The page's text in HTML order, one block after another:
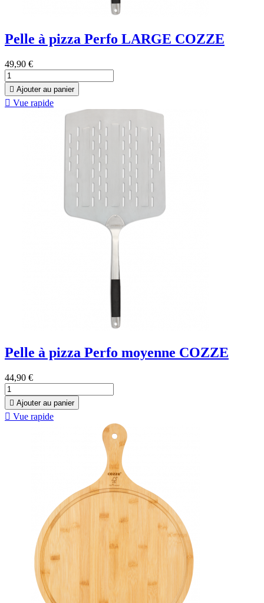
Pelle à pizza Perfo LARGE COZZE
49,90 €
 Ajouter au panier
 Vue rapide
Pelle à pizza Perfo moyenne COZZE
44,90 €
 Ajouter au panier
 Vue rapide